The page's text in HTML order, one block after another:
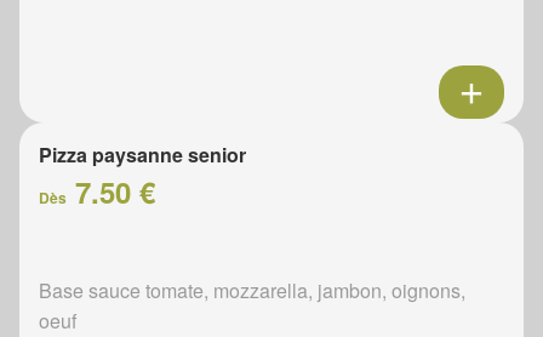
Pizza paysanne senior
Dès 7.50 €
Base sauce tomate, mozzarella, jambon, oignons,
oeuf